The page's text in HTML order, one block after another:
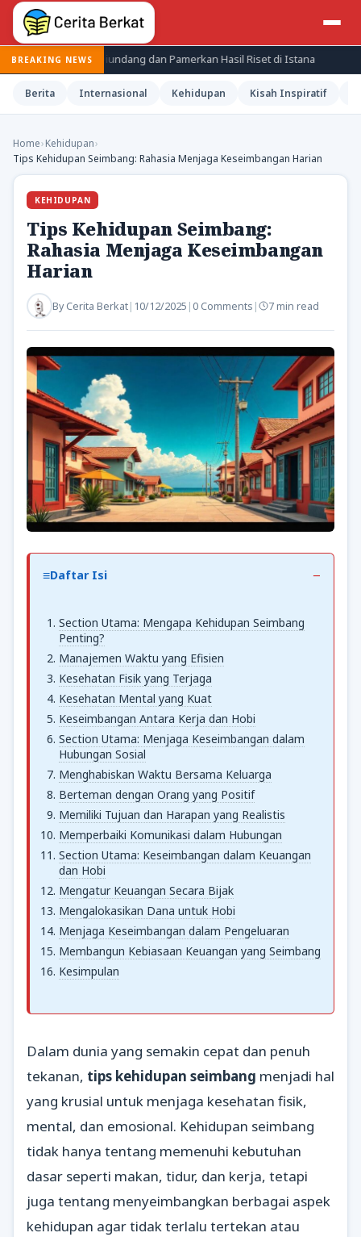
BREAKING NEWS
dan Pamerkan Hasil Riset di Istana Jepang Kenang
Berita Internasional Kehidupan Kisah Inspiratif
Home›Kehidupan›
Tips Kehidupan Seimbang: Rahasia Menjaga Keseimbangan Harian
KEHIDUPAN
Tips Kehidupan Seimbang:
Rahasia Menjaga Keseimbangan
Harian
ByCerita Berkat| 10/12/2025 | 0 Comments | 7 min read
Daftar Isi
Section Utama: Mengapa Kehidupan Seimbang
Penting?
Manajemen Waktu yang Efisien
Kesehatan Fisik yang Terjaga
Kesehatan Mental yang Kuat
Keseimbangan Antara Kerja dan Hobi
Section Utama: Menjaga Keseimbangan dalam
Hubungan Sosial
Menghabiskan Waktu Bersama Keluarga
Berteman dengan Orang yang Positif
Memiliki Tujuan dan Harapan yang Realistis
Memperbaiki Komunikasi dalam Hubungan
Section Utama: Keseimbangan dalam Keuangan
dan Hobi
Mengatur Keuangan Secara Bijak
Mengalokasikan Dana untuk Hobi
Menjaga Keseimbangan dalam Pengeluaran
Membangun Kebiasaan Keuangan yang Seimbang
Kesimpulan
Dalam dunia yang semakin cepat dan penuh
tekanan, tips kehidupan seimbang menjadi hal
yang krusial untuk menjaga kesehatan fisik,
mental, dan emosional. Kehidupan seimbang
tidak hanya tentang memenuhi kebutuhan
dasar seperti makan, tidur, dan kerja, tetapi
juga tentang menyeimbangkan berbagai aspek
kehidupan agar tidak terlalu tertekan atau